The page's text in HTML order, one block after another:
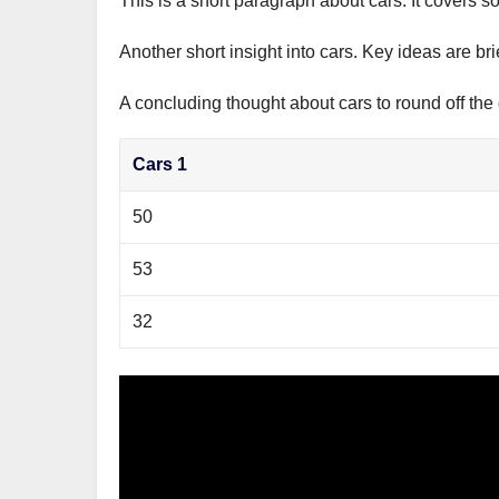
Another short insight into cars. Key ideas are
A concluding thought about cars to round off the
Cars 1
50
53
32